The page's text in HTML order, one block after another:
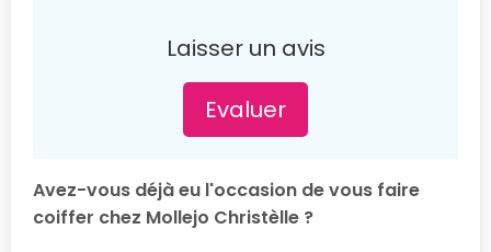
Laisser un avis
Evaluer
Avez-vous déjà eu l'occasion de vous faire
coiffer chez Mollejo Christèlle ?